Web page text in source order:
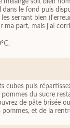
mélange soit bien
dans le fond puis
serrant bien
ma part, mais j'ai
cubes puis
pommes du sucre
de pâte brisée
pommes, et de la